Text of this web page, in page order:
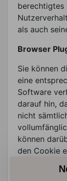
berechtigtes
als auch
Browser
Sie können
eine
Software
darauf hin,
nicht
können
den Cookie
an Google